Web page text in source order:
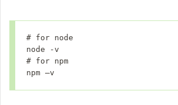
# for node
node -v
# for npm
npm –v